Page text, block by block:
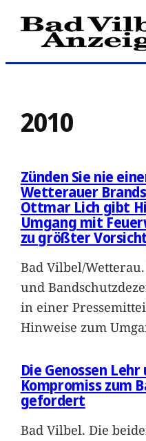
Zum
Inhalt
2010
Zünden Sie nie
Wetterauer
Ottmar Lich gibt
Umgang mit
zu größter
Bad Vilbel/
und
in einer
Hinweise zum
Die Genossen
Kompromiss zum
gefordert
Bad Vilbel. Die